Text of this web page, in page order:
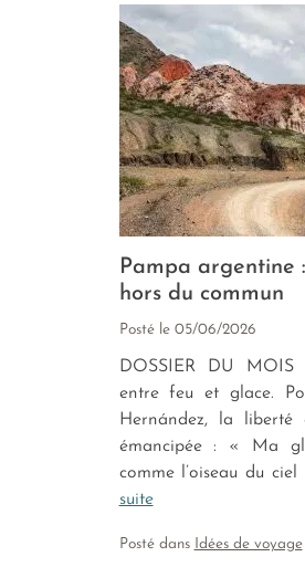
Pampa argentine
hors du commun
Posté le 05/06/2026
DOSSIER DU MOIS
entre feu et glace.
Hernández, la
émancipée : « Ma
comme l’oiseau du
suite
Posté dans Idées de voyage